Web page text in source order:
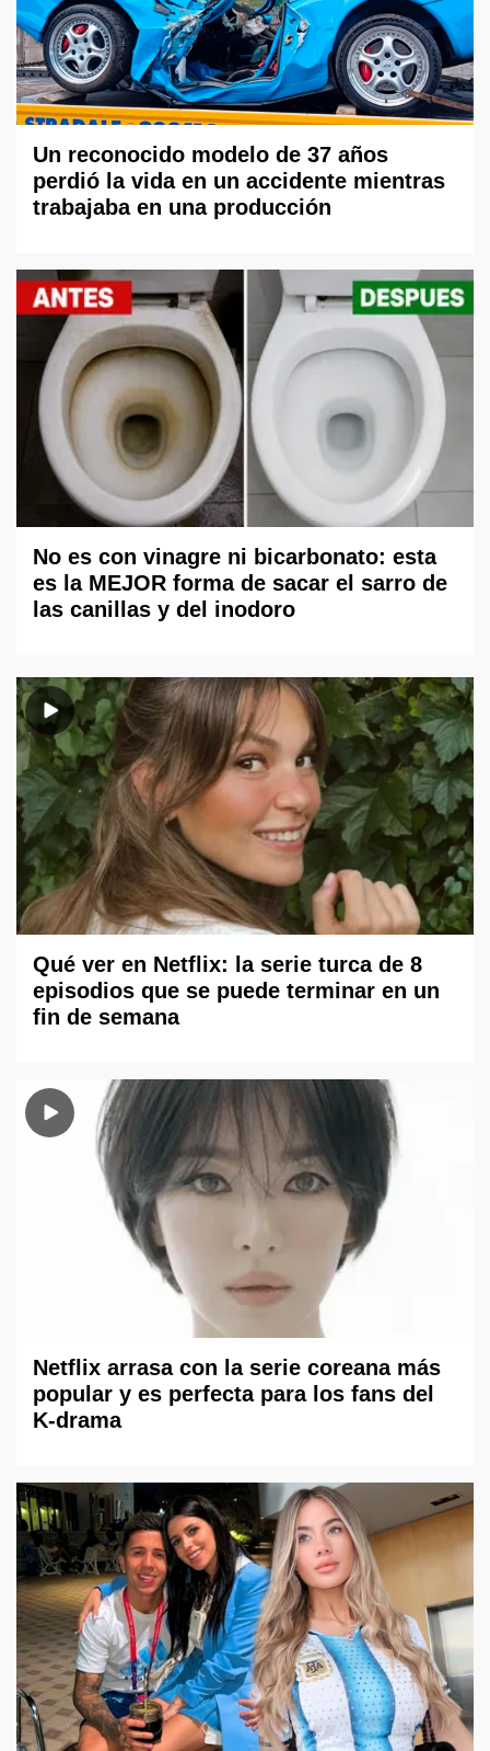
Un reconocido modelo de 37 años
perdió la vida en un accidente mientras
trabajaba en una producción
No es con vinagre ni bicarbonato: esta
es la MEJOR forma de sacar el sarro de
las canillas y del inodoro
Qué ver en Netflix: la serie turca de 8
episodios que se puede terminar en un
fin de semana
Netflix arrasa con la serie coreana más
popular y es perfecta para los fans del
K-drama